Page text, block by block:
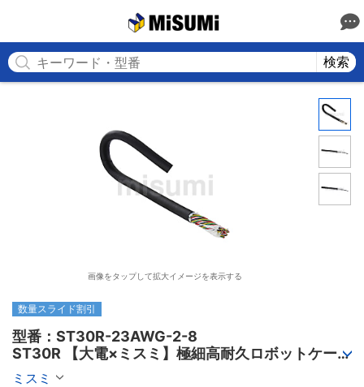
検索
画像をタップして拡大イメージを表示する
数量スライド割引
型番：ST30R-23AWG-2-8
ST30R 【大電×ミスミ】極細高耐久ロボットケーブ
ル（シールド無・有）
ミスミ